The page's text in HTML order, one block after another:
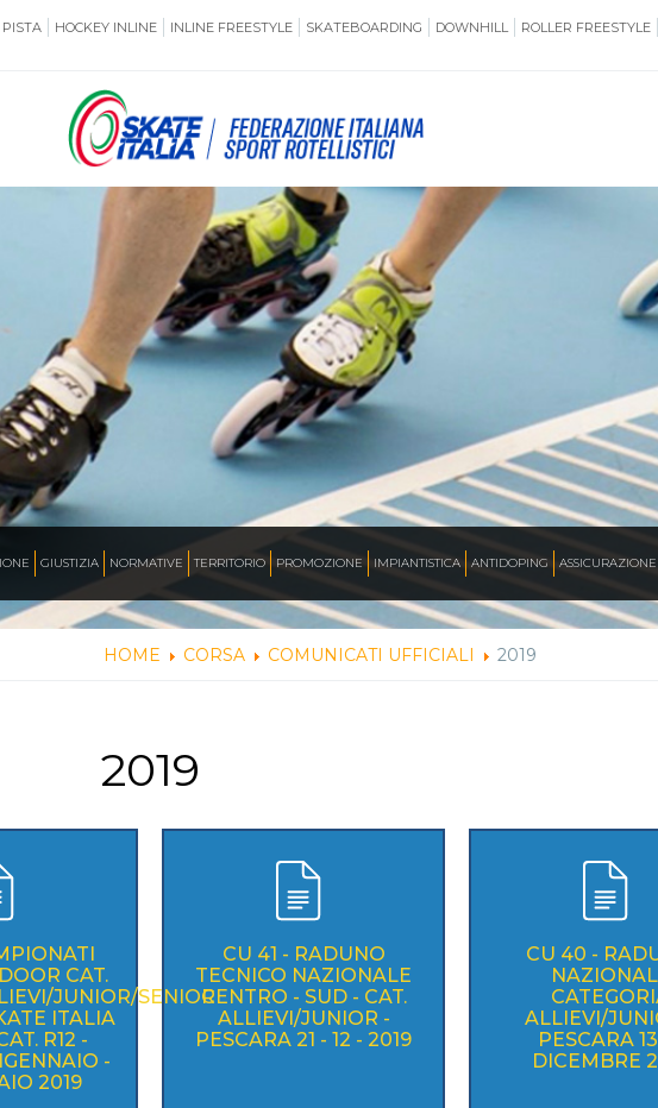
PISTA HOCKEY INLINE INLINE FREESTYLE SKATEBOARDING DOWNHILL ROLLER FREESTYLE
GIUSTIZIA NORMATIVE TERRITORIO PROMOZIONE IMPIANTISTICA ANTIDOPING ASSICURAZIONE
HOME CORSA COMUNICATI UFFICIALI 2019
2019
CAT.
JUNIOR/SENIOR
ITALIA
R12 -
-
2019
CU 41 - RADUNO
TECNICO NAZIONALE
CENTRO - SUD - CAT.
ALLIEVI/JUNIOR -
PESCARA 21 - 12 - 2019
CU 40 -
ALLIEVI/
PESCARA
DICEMBRE
TESSERAMENTO
NORMATIVE TERRITORIO
ANTIDOPING ASSICURAZIONE
AZZURRI
ROLLER FREESTYLE
MONOPATTINO